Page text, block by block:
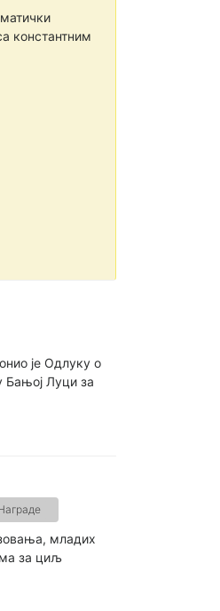
константним
је Одлуку о
Бањој Луци за
младих
за циљ